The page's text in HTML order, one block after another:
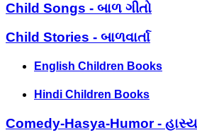
Child Songs - બાળ ગીતો
Child Stories - બાળવાર્તા
English Children Books
Hindi Children Books
Comedy-Hasya-Humor - હાસ્ય